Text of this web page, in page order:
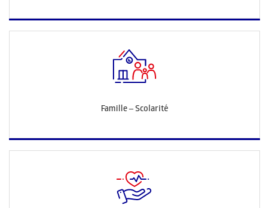
Famille – Scolarité